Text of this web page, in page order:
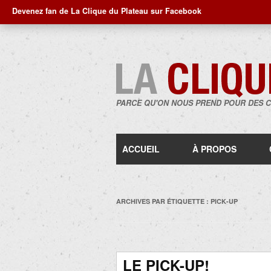
Devenez fan de La Clique du Plateau sur Facebook
PARCE QU'ON NOUS PREND POUR DES
ACCUEIL À PROPOS
ARCHIVES PAR ÉTIQUETTE : PICK-UP
LE PICK-UP!